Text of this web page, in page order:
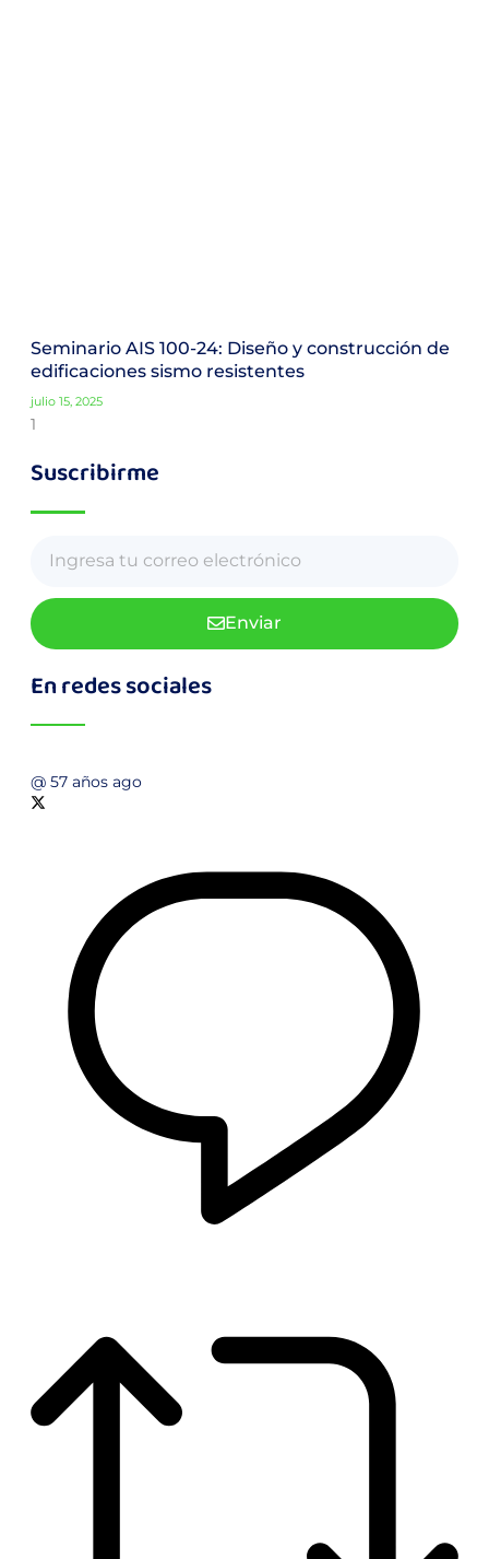
Seminario AIS 100-24: Diseño y construcción de
edificaciones sismo resistentes
julio 15, 2025
Suscribirme
Enviar
En redes sociales
@ 57 años ago